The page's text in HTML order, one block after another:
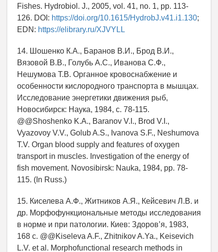
Fishes. Hydrobiol. J., 2005, vol. 41, no. 1, pp. 113-
126. DOI: https://doi.org/10.1615/HydrobJ.v41.i1.130;
EDN: https://elibrary.ru/XJVYLL
14. Шошенко К.А., Баранов В.И., Брод В.И.,
Вязовой В.В., Голубь А.С., Иванова С.Ф.,
Нешумова Т.В. Органное кровоснабжение и
особенности кислородного транспорта в мышцах.
Исследование энергетики движения рыб,
Новосибирск: Наука, 1984, с. 78-115.
@@Shoshenko K.A., Baranov V.I., Brod V.I.,
Vyazovoy V.V., Golub A.S., Ivanova S.F., Neshumova
T.V. Organ blood supply and features of oxygen
transport in muscles. Investigation of the energy of
fish movement. Novosibirsk: Nauka, 1984, pp. 78-
115. (In Russ.)
15. Киселева А.Ф., Житников А.Я., Кейсевич Л.В. и
др. Морфофункциональные методы исследования
в норме и при патологии. Киев: Здоров’я, 1983,
168 с. @@Kiseleva A.F., Zhitnikov A.Ya., Keisevich
L.V. et al. Morphofunctional research methods in